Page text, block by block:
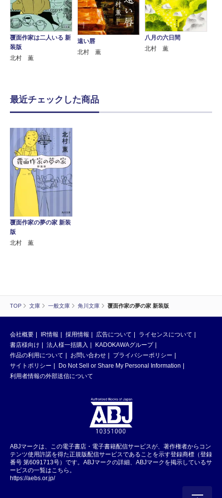
TOP 文庫 一般文庫 角川文庫 覆面作家の夢の家 新装版
覆面作家は二人いる 新
装版
北村 薫
遠い唇
北村 薫
八月の六日間
北村 薫
最近チェックした商品
覆面作家の夢の家 新装
版
北村 薫
会社概要 IR情報 採用情報 広告について
ライセンスについて
書店様向け
法人様一括購入
KADOKAWAグループ
作品の利用について
お問い合わせ
プライバシーポリシー
サイトポリシー
Do Not Sell or Share My Personal Information
利用者情報の外部送信について
ABJマークは、この電子書店・電子書籍配信サービスが、著作権者からコン
テンツ使用許諾を得た正規版配信サービスであることを示す登録商標（登録
番号 第6091713号）です。ABJマークの詳細、ABJマークを掲示しているサ
ービスの一覧はこちら。
https://aebs.or.jp/